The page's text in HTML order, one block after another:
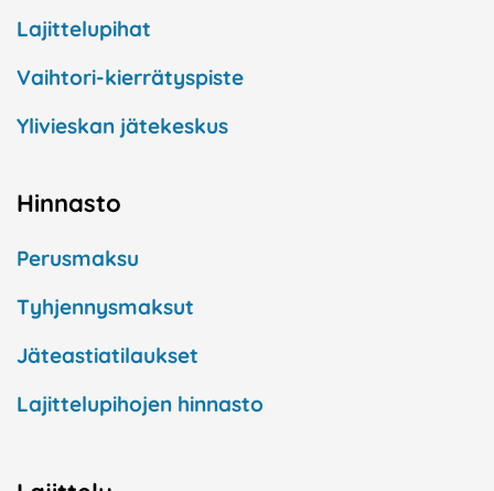
Lajittelupihat
Vaihtori-kierrätyspiste
Ylivieskan jätekeskus
Hinnasto
Perusmaksu
Tyhjennysmaksut
Jäteastiatilaukset
Lajittelupihojen hinnasto